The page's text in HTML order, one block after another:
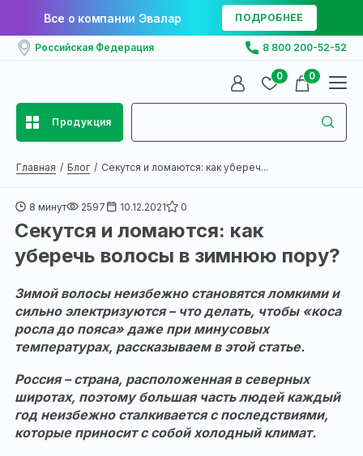
Все о компании Эвалар ПОДРОБНЕЕ
Российская Федерация 8 800 200-52-52
0 0
Продукция
Главная Блог Секутся и ломаются: как убереч...
8 минут 2597 10.12.2021 0
Секутся и ломаются: как
уберечь волосы в зимнюю пору?
Зимой волосы неизбежно становятся ломкими и
сильно электризуются – что делать, чтобы «коса
росла до пояса» даже при минусовых
температурах, рассказываем в этой статье.
Россия – страна, расположенная в северных
широтах, поэтому большая часть людей каждый
год неизбежно сталкивается с последствиями,
которые приносит с собой холодный климат.